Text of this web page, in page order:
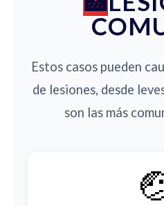
Estos casos pueden
de lesiones, desde
son las más